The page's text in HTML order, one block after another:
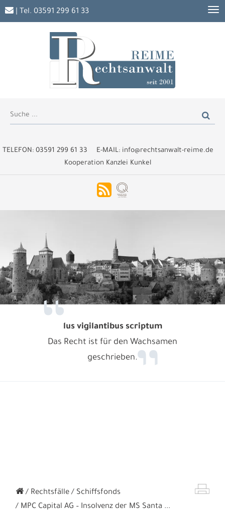
TELEFON: 03591 299 61 33 E-MAIL: info@rechtsanwalt-reime.de
Kooperation Kanzlei Kunkel
| Tel. 03591 299 61 33
lus vigilantibus scriptum
Das Recht ist für den Wachsamen
geschrieben.
Rechtsfälle
Schiffsfonds
MPC Capital AG – Insolvenz der MS Santa ...